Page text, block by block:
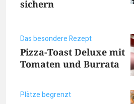
sichern
Das besondere Rezept
Pizza-Toast Deluxe mit
Tomaten und Burrata
Plätze begrenzt